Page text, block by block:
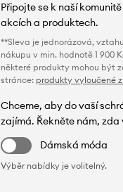
Připojte se k naší
akcích a produktech.
**Sleva je jednorázová,
nákupu v min. hodnotě 1 900
některé produkty mohou být
stránce: produkty vyloučené
Chceme, aby do vaší
zajímá. Řekněte nám, zda
Dámská móda
Výběr nabídky je volitelný.